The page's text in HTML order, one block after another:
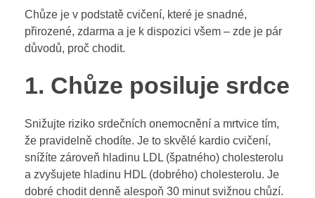
Chůze je v podstatě cvičení, které je snadné,
přirozené, zdarma a je k dispozici všem – zde je pár
důvodů, proč chodit.
1. Chůze posiluje srdce
Snižujte riziko srdečních onemocnění a mrtvice tím,
že pravidelně chodíte. Je to skvělé kardio cvičení,
snížíte zároveň hladinu LDL (špatného) cholesterolu
a zvyšujete hladinu HDL (dobrého) cholesterolu. Je
dobré chodit denně alespoň 30 minut svižnou chůzí.